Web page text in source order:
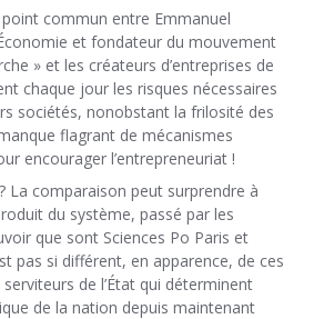
commun entre Emmanuel
et fondateur du mouvement
» et les créateurs d’entreprises de
chaque jour les risques nécessaires
sociétés, nonobstant la frilosité des
flagrant de mécanismes
encourager l’entrepreneuriat !
La comparaison peut surprendre à
du système, passé par les
que sont Sciences Po Paris et
pas si différent, en apparence, de ces
de l’État qui déterminent
de la nation depuis maintenant